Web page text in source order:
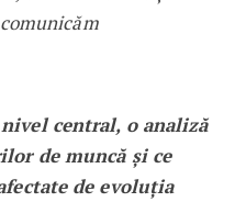
central, o analiză
de muncă și ce
de evoluția